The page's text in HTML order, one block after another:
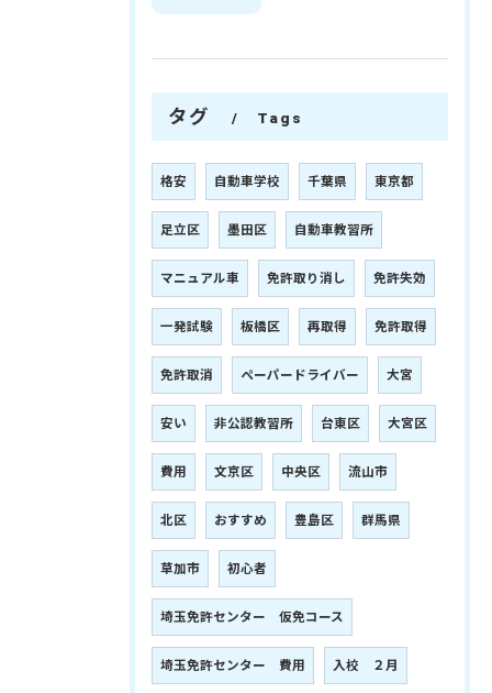
タグ Tags
格安 自動車学校 千葉県 東京都
足立区 墨田区 自動車教習所
マニュアル車 免許取り消し 免許失効
一発試験 板橋区 再取得 免許取得
免許取消 ペーパードライバー 大宮
安い 非公認教習所 台東区 大宮区
費用 文京区 中央区 流山市
北区 おすすめ 豊島区 群馬県
草加市 初心者
埼玉免許センター 仮免コース
埼玉免許センター 費用 入校 ２月